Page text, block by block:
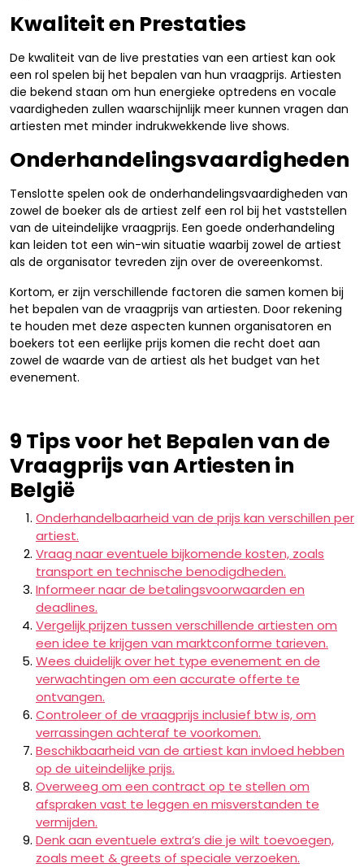
Kwaliteit en Prestaties
De kwaliteit van de live prestaties van een artiest kan ook
een rol spelen bij het bepalen van hun vraagprijs. Artiesten
die bekend staan om hun energieke optredens en vocale
vaardigheden zullen waarschijnlijk meer kunnen vragen dan
artiesten met minder indrukwekkende live shows.
Onderhandelingsvaardigheden
Tenslotte spelen ook de onderhandelingsvaardigheden van
zowel de boeker als de artiest zelf een rol bij het vaststellen
van de uiteindelijke vraagprijs. Een goede onderhandeling
kan leiden tot een win-win situatie waarbij zowel de artiest
als de organisator tevreden zijn over de overeenkomst.
Kortom, er zijn verschillende factoren die samen komen bij
het bepalen van de vraagprijs van artiesten. Door rekening
te houden met deze aspecten kunnen organisatoren en
boekers tot een eerlijke prijs komen die recht doet aan
zowel de waarde van de artiest als het budget van het
evenement.
9 Tips voor het Bepalen van de
Vraagprijs van Artiesten in
België
Onderhandelbaarheid van de prijs kan verschillen per
artiest.
Vraag naar eventuele bijkomende kosten, zoals
transport en technische benodigdheden.
Informeer naar de betalingsvoorwaarden en
deadlines.
Vergelijk prijzen tussen verschillende artiesten om
een idee te krijgen van marktconforme tarieven.
Wees duidelijk over het type evenement en de
verwachtingen om een accurate offerte te
ontvangen.
Controleer of de vraagprijs inclusief btw is, om
verrassingen achteraf te voorkomen.
Beschikbaarheid van de artiest kan invloed hebben
op de uiteindelijke prijs.
Overweeg om een contract op te stellen om
afspraken vast te leggen en misverstanden te
vermijden.
Denk aan eventuele extra’s die je wilt toevoegen,
zoals meet & greets of speciale verzoeken.